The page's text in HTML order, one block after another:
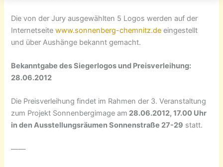
Die von der Jury ausgewählten 5 Logos werden auf der
Internetseitewww.sonnenberg-chemnitz.de eingestellt
und über Aushänge bekannt gemacht.
Bekanntgabe des Siegerlogos und Preisverleihung:
28.06.2012
Die Preisverleihung findet im Rahmen der 3. Veranstaltung
zum Projekt Sonnenbergimage am 28.06.2012, 17.00 Uhr
in den Ausstellungsräumen Sonnenstraße 27-29 statt.
——